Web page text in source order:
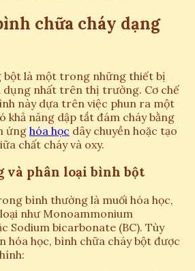
chữa cháy dạng
bột là một trong những thiết bị
dụng nhất trên thị trường. Cơ chế
này dựa trên việc phun ra một
khả năng dập tắt đám cháy bằng
ứng hóa học dây chuyền hoặc tạo
chất cháy và oxy.
và phân loại bình bột
bình thường là muối hóa học,
như Monoammonium
Sodium bicarbonate (BC). Tùy
hóa học, bình chữa cháy bột được